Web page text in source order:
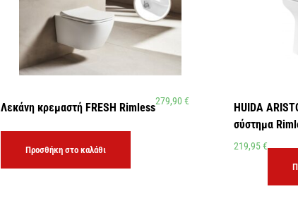
Λεκάνη κρεμαστή FRESH Rimless279,90 €
Προσθήκη στο καλάθι
HUIDA
σύστημα
219,95€